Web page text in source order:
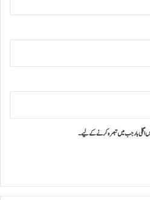
اگلی بار جب میں تبصرہ کرنے کےلیے۔